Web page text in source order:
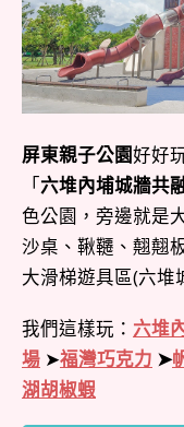
屏東親子公園好好
「六堆內埔城牆共
色公園，旁邊就是
沙桌、鞦韆、翹翹
大滑梯遊具區(六堆
我們這樣玩： 六堆
場 ➤福灣巧克力 ➤
湖胡椒蝦